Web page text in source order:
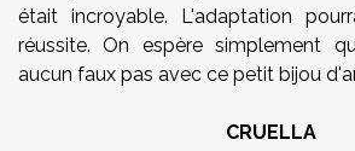
était incroyable. L'adaptation
réussite. On espère simplement
aucun faux pas avec ce petit bijou
CRUELLA